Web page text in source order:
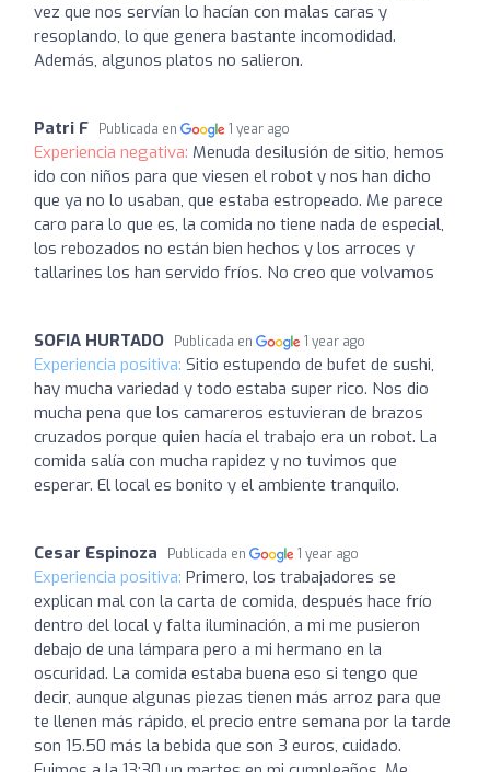
vez que nos servían lo hacían con malas caras y
resoplando, lo que genera bastante incomodidad.
Además, algunos platos no salieron.
Patri F Publicada en 1 year ago
Experiencia negativa: Menuda desilusión de sitio, hemos
ido con niños para que viesen el robot y nos han dicho
que ya no lo usaban, que estaba estropeado. Me parece
caro para lo que es, la comida no tiene nada de especial,
los rebozados no están bien hechos y los arroces y
tallarines los han servido fríos. No creo que volvamos
SOFIA HURTADO Publicada en 1 year ago
Experiencia positiva: Sitio estupendo de bufet de sushi,
hay mucha variedad y todo estaba super rico. Nos dio
mucha pena que los camareros estuvieran de brazos
cruzados porque quien hacía el trabajo era un robot. La
comida salía con mucha rapidez y no tuvimos que
esperar. El local es bonito y el ambiente tranquilo.
Cesar Espinoza Publicada en 1 year ago
Experiencia positiva: Primero, los trabajadores se
explican mal con la carta de comida, después hace frío
dentro del local y falta iluminación, a mi me pusieron
debajo de una lámpara pero a mi hermano en la
oscuridad. La comida estaba buena eso si tengo que
decir, aunque algunas piezas tienen más arroz para que
te llenen más rápido, el precio entre semana por la tarde
son 15.50 más la bebida que son 3 euros, cuidado.